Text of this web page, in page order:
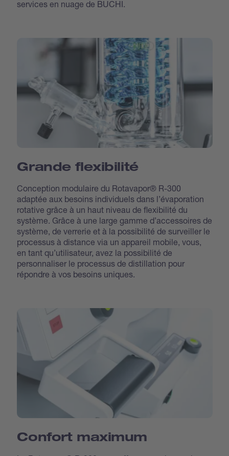
services en nuage de BUCHI.
Grande flexibilité
Conception modulaire du Rotavapor® R-300
adaptée aux besoins individuels dans l’évaporation
rotative grâce à un haut niveau de flexibilité du
système. Grâce à une large gamme d’accessoires de
système, de verrerie et à la possibilité de surveiller le
processus à distance via un appareil mobile, vous,
en tant qu’utilisateur, avez la possibilité de
personnaliser le processus de distillation pour
répondre à vos besoins uniques.
Confort maximum